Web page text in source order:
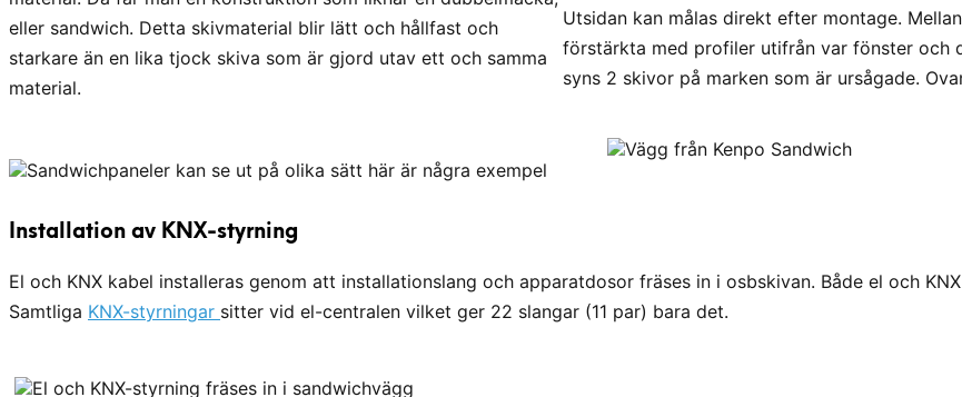
eller sandwich. Detta skivmaterial blir lätt och hållfast och
starkare än en lika tjock skiva som är gjord utav ett och samma
material.
Utsidan kan målas direkt efter montage.
förstärkta med profiler utifrån var fönster och
syns 2 skivor på marken som är ursågade.
Installation av KNX-styrning
El och KNX kabel installeras genom att installationslang och apparatdosor fräses in i osbskivan. Både el och
Samtliga KNX-styrningar sitter vid el-centralen vilket ger 22 slangar (11 par) bara det.